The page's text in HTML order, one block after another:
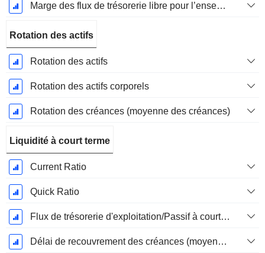
Marge des flux de trésorerie libre pour l’ensemble des pourvoyeurs de fonds
Rotation des actifs
Rotation des actifs
Rotation des actifs corporels
Rotation des créances (moyenne des créances)
Liquidité à court terme
Current Ratio
Quick Ratio
Flux de trésorerie d'exploitation/Passif à court terme
Délai de recouvrement des créances (moyenne des créances)